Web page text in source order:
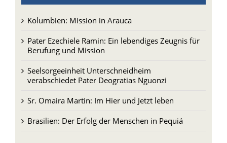
Kolumbien: Mission in Arauca
Pater Ezechiele Ramin: Ein lebendiges Zeugnis für
Berufung und Mission
Seelsorgeeinheit Unterschneidheim
verabschiedet Pater Deogratias Nguonzi
Sr. Omaira Martin: Im Hier und Jetzt leben
Brasilien: Der Erfolg der Menschen in Pequiá